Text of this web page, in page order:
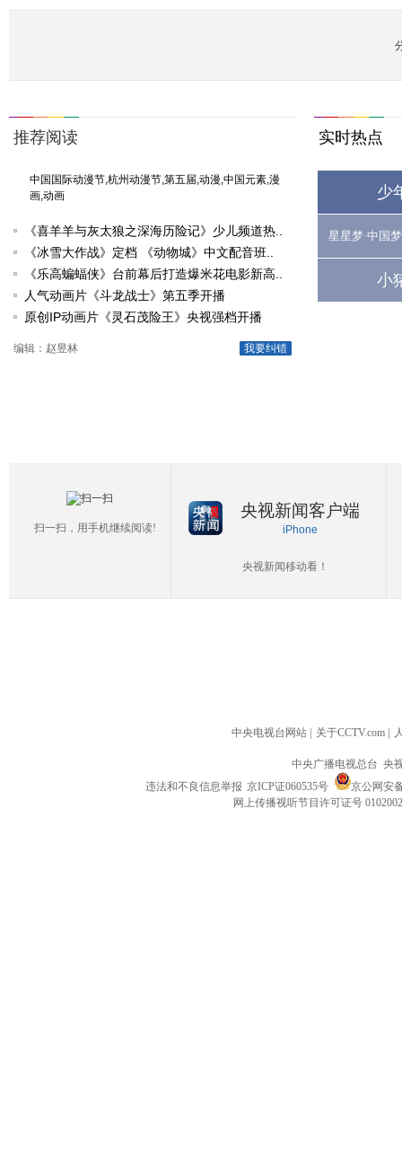
推荐阅读
中国国际动漫节,杭州动漫节,第五届,动漫,中国元素,漫
画,动画
《喜羊羊与灰太狼之深海历险记》少儿频道热..
《冰雪大作战》定档 《动物城》中文配音班..
《乐高蝙蝠侠》台前幕后打造爆米花电影新高..
人气动画片《斗龙战士》第五季开播
原创IP动画片《灵石茂险王》央视强档开播
我要纠错
编辑：赵昱林
实时热点
少
星星梦·中国梦
小
扫一扫，用手机继续阅读!
央视新闻客户端
iPhone
央视新闻移动看！
中央电视台网站 关于CCTV.com
中央广播电视总台 央
违法和不良信息举报 京ICP证060535号
京公网安
网上传播视听节目许可证号